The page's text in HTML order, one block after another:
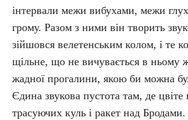
інтервали межи вибухами, межи
грому. Разом з ними він творить
зійшовся велетенським колом, і те
щільне, що не вичувається в ньому
жадної прогалини, якою би можна
Єдина звукова пустота там, де цвіте
трасуючих куль і ракет над